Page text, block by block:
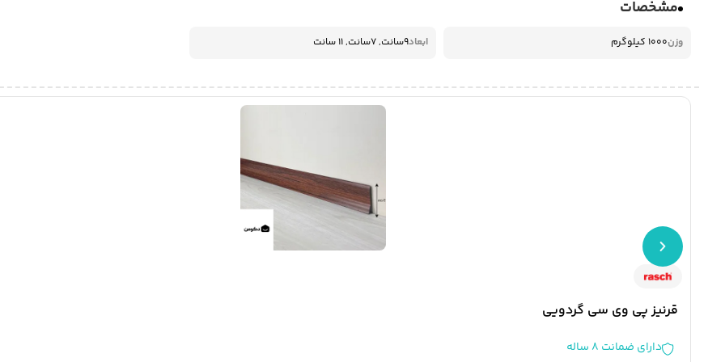
مشخصات
وزن1000 کیلوگرم ابعاد9سانت, 7سانت, 11 سانت
قرنیز پی‌ وی‌ سی گردویی
دارای ضمانت 8 ساله